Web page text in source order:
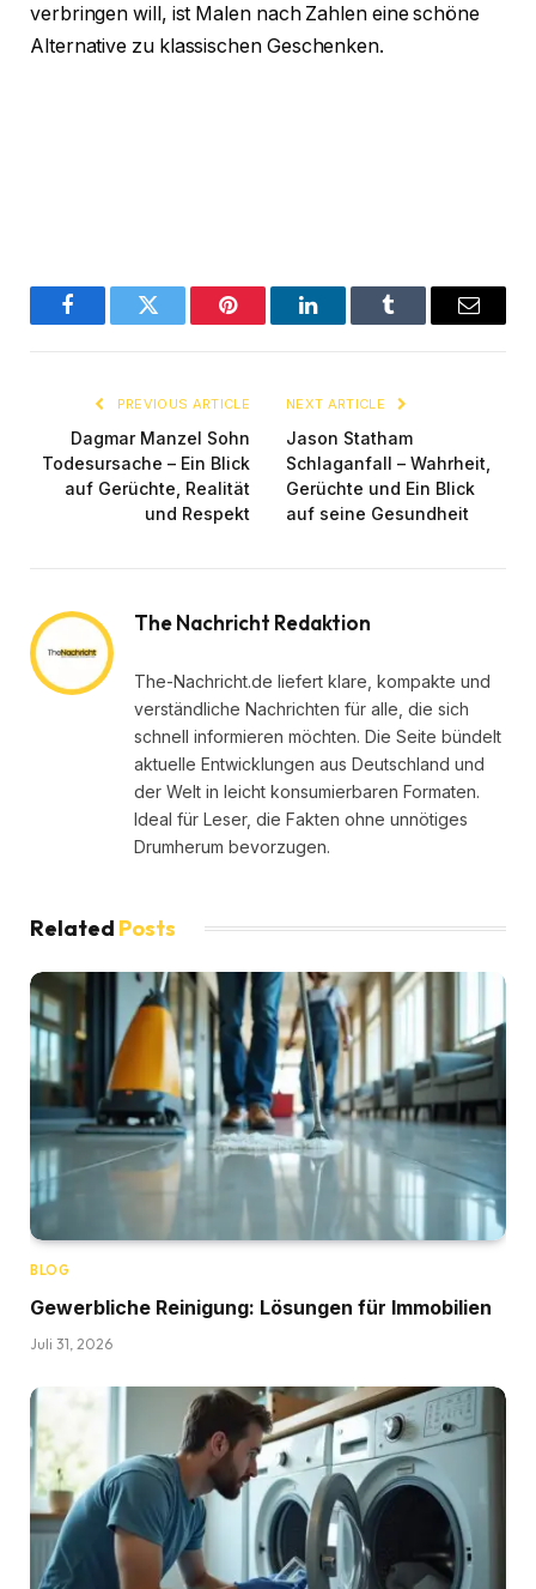
verbringen will, ist Malen nach Zahlen eine schöne
Alternative zu klassischen Geschenken.
FacebookTwitter Pinterest LinkedInTumblr Email
PREVIOUS ARTICLE
Dagmar Manzel Sohn
Todesursache – Ein Blick
auf Gerüchte, Realität
und Respekt
NEXT ARTICLE
Jason Statham
Schlaganfall – Wahrheit,
Gerüchte und Ein Blick
auf seine Gesundheit
The Nachricht Redaktion
The-Nachricht.de liefert klare, kompakte und
verständliche Nachrichten für alle, die sich
schnell informieren möchten. Die Seite bündelt
aktuelle Entwicklungen aus Deutschland und
der Welt in leicht konsumierbaren Formaten.
Ideal für Leser, die Fakten ohne unnötiges
Drumherum bevorzugen.
Related Posts
BLOG
Gewerbliche Reinigung: Lösungen für Immobilien
Juli 31, 2026